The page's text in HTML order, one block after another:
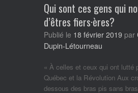
Qui sont ces gens qui
d’êtres fiers·ères?
Publié le 18 février 2019 par
Dupin-Létourneau
« À celles et ceux qui ont lutté
Québec et la Révolution Aux
dessous des bras pis sans